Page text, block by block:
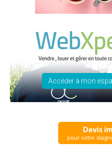
Accéder à mon
Devis
pour votre